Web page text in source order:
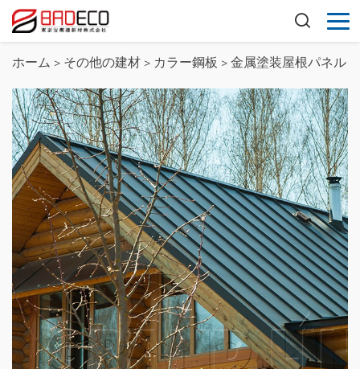
ホーム > その他の建材 > カラー鋼板 > 金属塗装屋根パネル